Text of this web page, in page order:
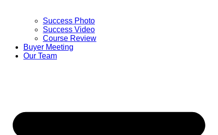
Success Photo
Success Video
Course Review
Buyer Meeting
Our Team